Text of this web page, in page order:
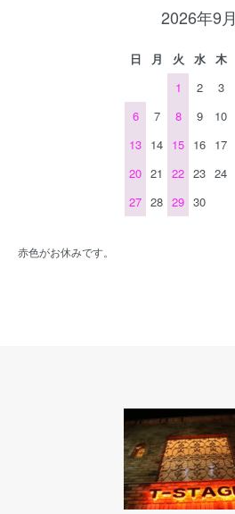
2026年9月
日 月 火 水 木
1
2 3
6
7 8 9 10
13 14 15 16 17
20 21 22 23 24
27 28 29 30
赤色がお休みです。